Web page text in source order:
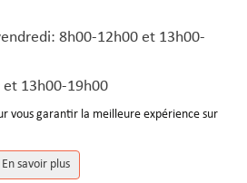
vous garantir la meilleure expérience sur
En savoir plus
8h00-12h00 et 13h00-
13h00-19h00
byDevoteam Luxembourg